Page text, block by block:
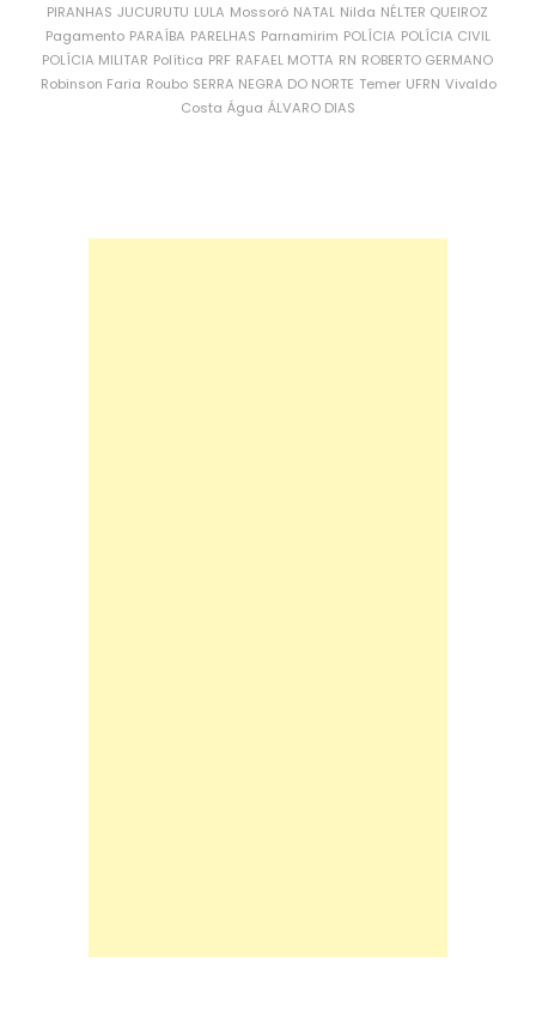
PIRANHAS JUCURUTU LULA Mossoró NATAL Nilda NÉLTER QUEIROZ
Pagamento PARAÍBA PARELHAS Parnamirim POLÍCIA POLÍCIA CIVIL
POLÍCIA MILITAR Política PRF RAFAEL MOTTA RN ROBERTO GERMANO
Robinson Faria Roubo SERRA NEGRA DO NORTE Temer UFRN Vivaldo
Costa Água ÁLVARO DIAS